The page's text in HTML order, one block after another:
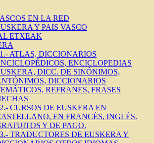
EN LA RED
Y PAIS VASCO
ETXEAK
ATLAS, DICCIONARIOS
ENCICLOPEDIAS
DICC. DE SINÓNIMOS,
DICCIONARIOS
REFRANES, FRASES
CURSOS DE EUSKERA EN
EN FRANCÉS, INGLÉS.
Y DE PAGO.
TRADUCTORES DE EUSKERA Y